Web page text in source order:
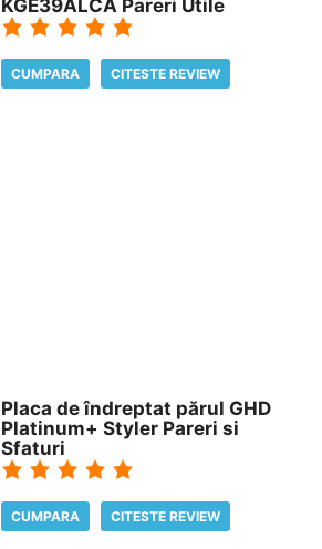
KGE39ALCA Pareri Utile
CUMPARA CITESTE REVIEW
Placa de îndreptat părul GHD
Platinum+ Styler Pareri si
Sfaturi
CUMPARA CITESTE REVIEW